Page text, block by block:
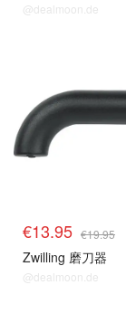
@dealmoon.de
€13.95 €19.95
Zwilling 磨刀器
@dealmoon.de